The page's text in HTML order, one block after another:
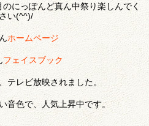
にっぽんど真ん中祭り楽しんでく
い(^^)/
ホームページ
フェイスブック
テレビ放映されました。
音色で、人気上昇中です。